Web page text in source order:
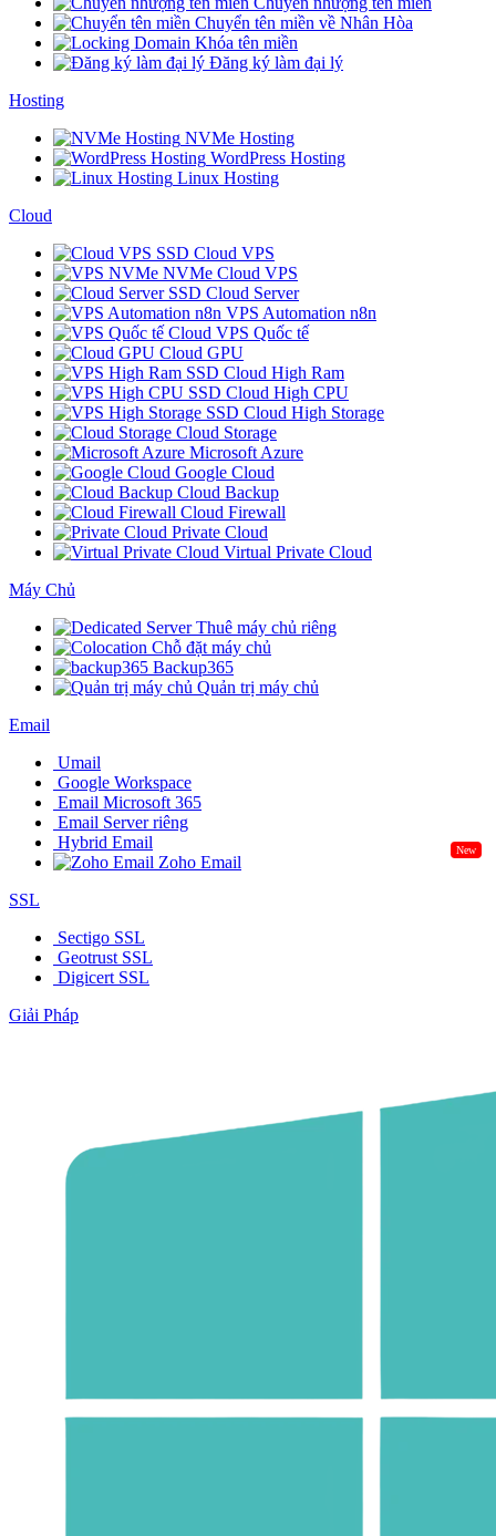
Chuyển tên miền về Nhân Hòa
Khóa tên miền
Đăng ký làm đại lý
Hosting
NVMe Hosting
WordPress Hosting
Linux Hosting
Cloud
SSD Cloud VPS
NVMe Cloud VPS
SSD Cloud Server
VPS Automation n8n
Cloud VPS Quốc tế
Cloud GPU
SSD Cloud High Ram
SSD Cloud High CPU
SSD Cloud High Storage
Cloud Storage
Microsoft Azure
Google Cloud
Cloud Backup
Cloud Firewall
Private Cloud
Virtual Private Cloud
Máy Chủ
Thuê máy chủ riêng
Chỗ đặt máy chủ
Backup365
Quản trị máy chủ
Email
Umail
Google Workspace
Email Microsoft 365
Email Server riêng
Hybrid Email
New
Zoho Email
SSL
Sectigo SSL
Geotrust SSL
Digicert SSL
Giải Pháp